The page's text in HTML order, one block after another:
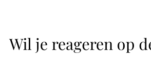
Wil je reageren op